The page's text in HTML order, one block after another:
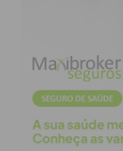
Assine
obtenha de